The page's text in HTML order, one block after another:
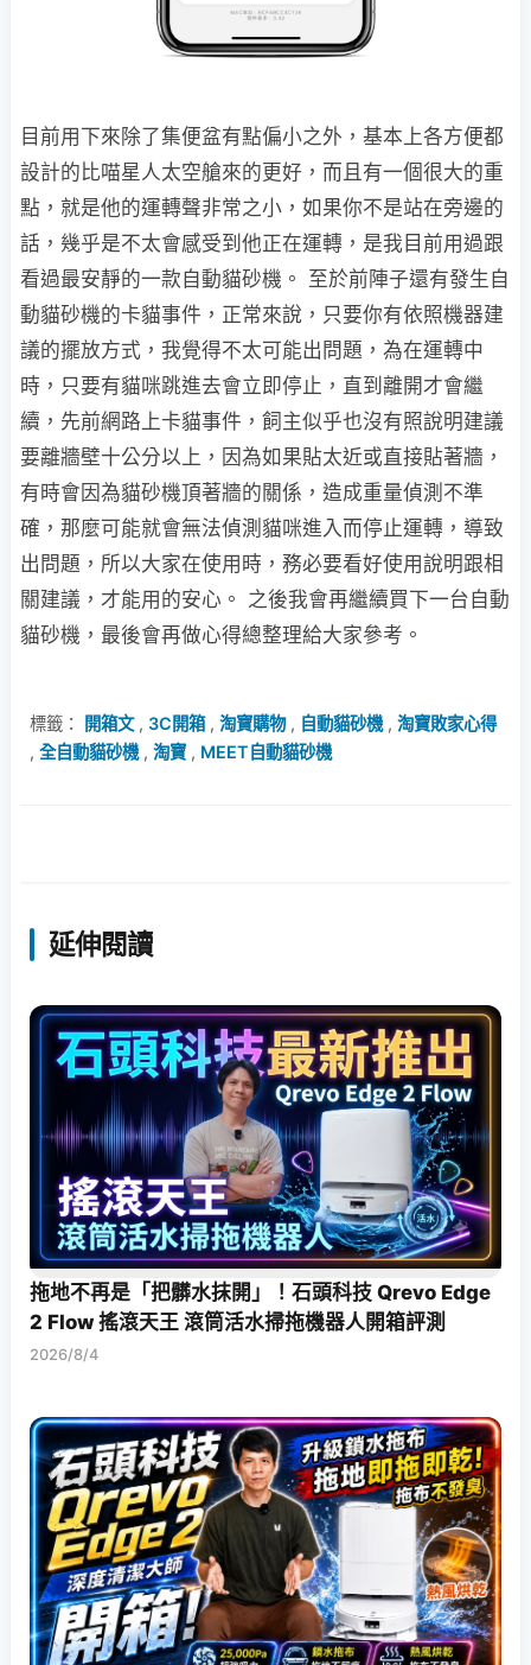
目前用下來除了集便盆有點偏小之外，基本上各方便都
設計的比喵星人太空艙來的更好，而且有一個很大的重
點，就是他的運轉聲非常之小，如果你不是站在旁邊的
話，幾乎是不太會感受到他正在運轉，是我目前用過跟
看過最安靜的一款自動貓砂機。 至於前陣子還有發生自
動貓砂機的卡貓事件，正常來說，只要你有依照機器建
議的擺放方式，我覺得不太可能出問題，為在運轉中
時，只要有貓咪跳進去會立即停止，直到離開才會繼
續，先前網路上卡貓事件，飼主似乎也沒有照說明建議
要離牆壁十公分以上，因為如果貼太近或直接貼著牆，
有時會因為貓砂機頂著牆的關係，造成重量偵測不準
確，那麼可能就會無法偵測貓咪進入而停止運轉，導致
出問題，所以大家在使用時，務必要看好使用說明跟相
關建議，才能用的安心。 之後我會再繼續買下一台自動
貓砂機，最後會再做心得總整理給大家參考。
標籤： 開箱文, 3C開箱, 淘寶購物, 自動貓砂機, 淘寶敗家心得
, 全自動貓砂機, 淘寶 , MEET自動貓砂機
延伸閱讀
拖地不再是「把髒水抹開」！石頭科技 Qrevo Edge
2 Flow 搖滾天王 滾筒活水掃拖機器人開箱評測
2026/8/4